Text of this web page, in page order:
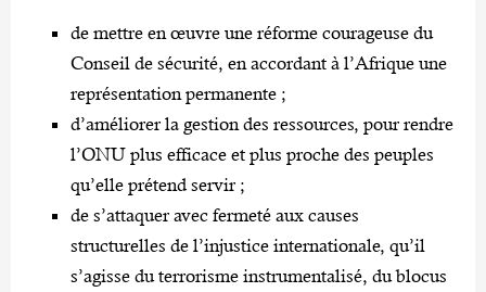
de mettre en œuvre une réforme courageuse du
Conseil de sécurité, en accordant à l’Afrique une
représentation permanente ;
d’améliorer la gestion des ressources, pour rendre
l’ONU plus efficace et plus proche des peuples
qu’elle prétend servir ;
de s’attaquer avec fermeté aux causes
structurelles de l’injustice internationale, qu’il
s’agisse du terrorisme instrumentalisé, du blocus